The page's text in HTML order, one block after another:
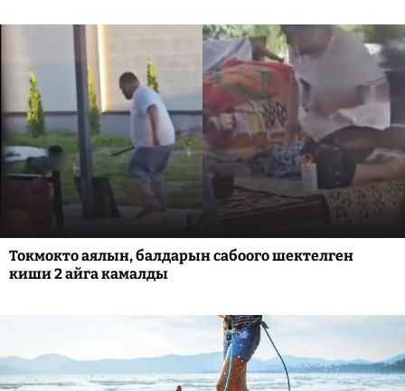
Токмокто аялын, балдарын сабоого шектелген
киши 2 айга камалды